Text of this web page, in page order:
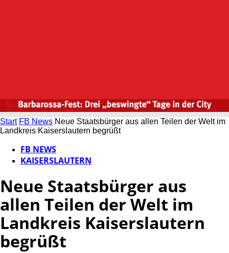
Start FB News Neue Staatsbürger aus allen Teilen der Welt im
Landkreis Kaiserslautern begrüßt
FB NEWS
KAISERSLAUTERN
Neue Staatsbürger aus
allen Teilen der Welt im
Landkreis Kaiserslautern
begrüßt